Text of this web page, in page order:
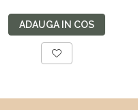
lemn fag, benzi
textile, suport
saltea ferm, negru
ADAUGA IN COS